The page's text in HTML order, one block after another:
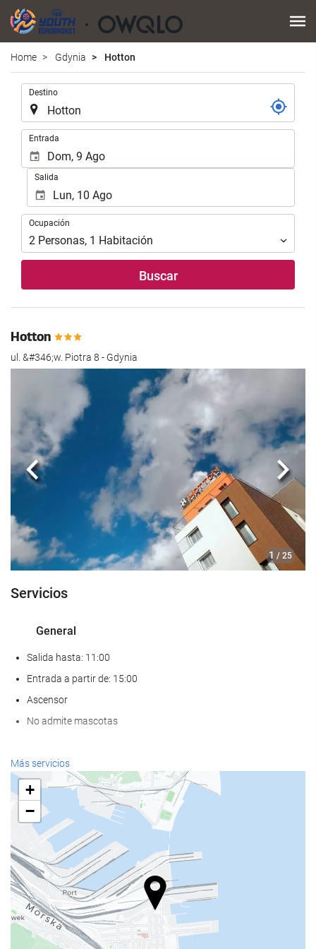
Home Gdynia Hotton
Destino
Entrada
Salida
Ocupación
Ocupación
2 Personas, 1 Habitación
Buscar
Hotton
ul. &#346;w. Piotra 8 - Gdynia
1 / 25
Anterior
Servicios
General
Salida hasta: 11:00
Entrada a partir de: 15:00
Ascensor
No admite mascotas
Servicios de recepción
Recepción 24 horas
Guardaequipaje
Comida y bebida
Restaurante a la carta
Bar
Estacionamiento
Más servicios
+
−